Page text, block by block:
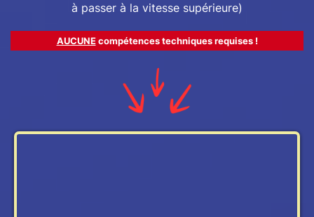
à passer à la vitesse supérieure)
AUCUNEcompétences techniques requises !